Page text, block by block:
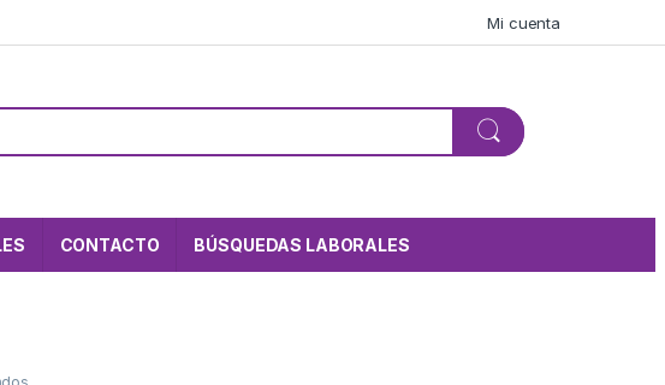
Mi cuenta
CONTACTO BÚSQUEDAS LABORALES